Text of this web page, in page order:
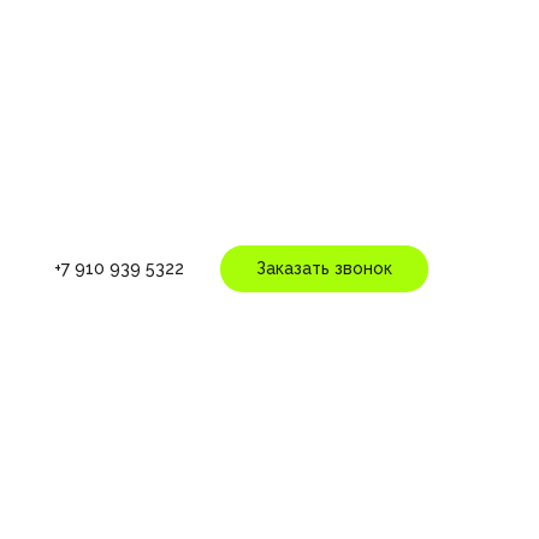
+7 910 939 5322 Заказать звонок